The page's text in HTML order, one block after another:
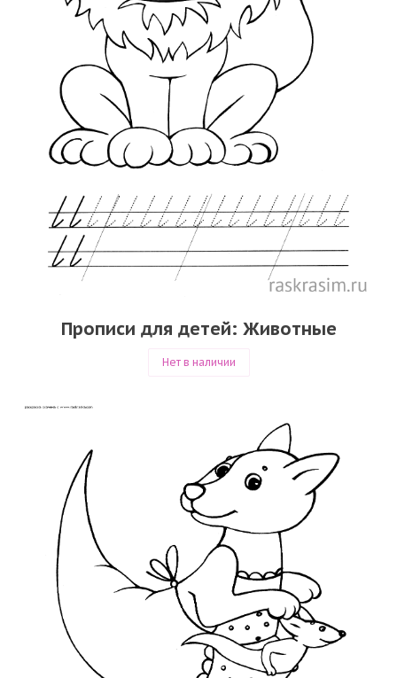
Прописи для детей: Животные
Нет в наличии